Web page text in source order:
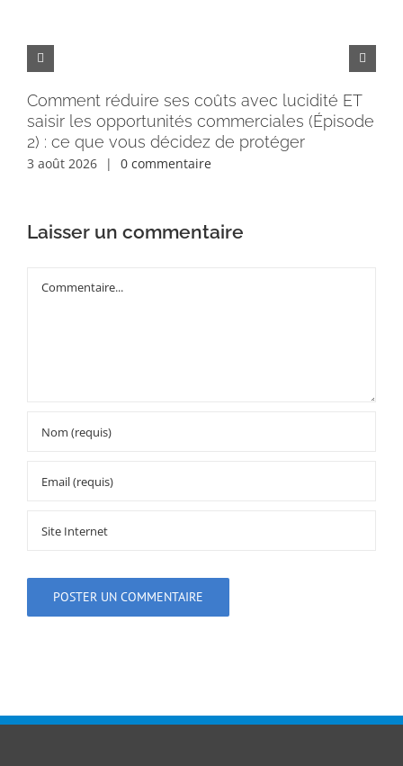
Comment réduire ses coûts avec lucidité ET
saisir les opportunités commerciales (Épisode
2) : ce que vous décidez de protéger
3 août 2026 | 0 commentaire
Laisser un commentaire
Commentaire